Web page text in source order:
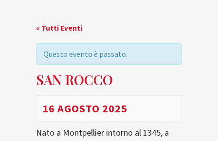
« Tutti Eventi
Questo evento è passato.
SAN ROCCO
16 AGOSTO 2025
Nato a Montpellier intorno al 1345, a